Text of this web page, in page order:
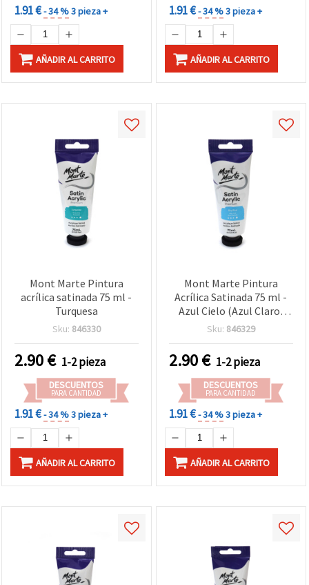
1.91 €- 34 %3 pieza +
AÑADIR AL CARRITO
1.91 €- 34 %3 pieza +
AÑADIR AL CARRITO
Mont Marte Pintura
acrílica satinada 75 ml -
Turquesa
Sku: 846330
2.90€ 1-2 pieza
DESCUENTOS
PARA CANTIDAD
1.91 €- 34 %3 pieza +
AÑADIR AL CARRITO
Mont Marte Pintura
Acrílica Satinada 75 ml -
Azul Cielo (Azul Claro)
para Manualidades
Sku: 846329
2.90€ 1-2 pieza
DESCUENTOS
PARA CANTIDAD
1.91 €- 34 %3 pieza +
AÑADIR AL CARRITO